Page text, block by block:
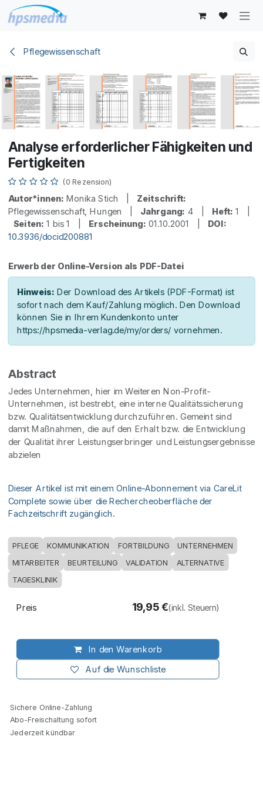
Zum Inhalt springen
Pflegewissenschaft
Analyse erforderlicher Fähigkeiten und
Fertigkeiten
(0 Rezension)
Autor*innen: Monika Stich | Zeitschrift:
Pflegewissenschaft, Hungen | Jahrgang: 4 | Heft: 1 |
Seiten: 1 bis 1 | Erscheinung: 01.10.2001 | DOI:
10.3936/docid200881
Erwerb der Online-Version als PDF-Datei
Hinweis: Der Download des Artikels (PDF-Format) ist
sofort nach dem Kauf/Zahlung möglich. Den Download
können Sie in Ihrem Kundenkonto unter
https://hpsmedia-verlag.de/my/orders/ vornehmen.
Abstract
Jedes Unternehmen, hier im Weiteren Non-Profit-
Unternehmen, ist bestrebt, eine interne Qualitätssicherung
bzw. Qualitätsentwicklung durchzuführen. Gemeint sind
damit Maßnahmen, die auf den Erhalt bzw. die Entwicklung
der Qualität ihrer Leistungserbringer und Leistungsergebnisse
abzielen
Dieser Artikel ist mit einem Online-Abonnement via CareLit
Complete sowie über die Rechercheoberfläche der
Fachzeitschrift zugänglich.
PFLEGE KOMMUNIKATION FORTBILDUNG
UNTERNEHMEN
MITARBEITER
BEURTEILUNG VALIDATION
ALTERNATIVE
TAGESKLINIK
In den Warenkorb
Auf die Wunschliste
Preis 19,95€(inkl. Steuern)
Sichere Online-Zahlung
Abo-Freischaltung sofort
Jederzeit kündbar